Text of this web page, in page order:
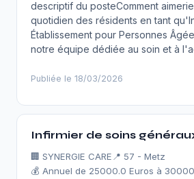
descriptif du posteComment
quotidien des résidents en tant
Établissement pour Personnes
notre équipe dédiée au soin et à
Publiée le 18/03/2026
Infirmier de soins
🏢 SYNERGIE CARE 📍 57 - Metz
💰 Annuel de 25000.0 Euros à